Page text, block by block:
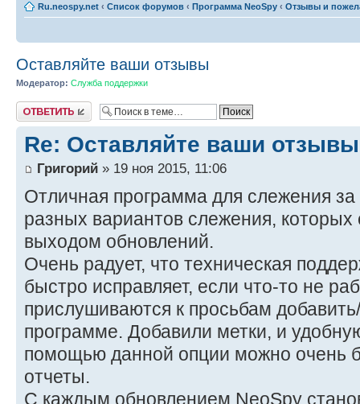
Ru.neospy.net ‹ Список форумов ‹ Программа NeoSpy ‹ Отзывы и
Оставляйте ваши отзывы
Модератор: Служба поддержки
Ответить
Re: Оставляйте ваши отзывы
Григорий » 19 ноя 2015, 11:06
Отличная программа для слежения
разных вариантов слежения,
выходом обновлений.
Очень радует, что техническая
быстро исправляет, если что-то не
прислушиваются к просьбам
программе. Добавили метки, и
помощью данной опции можно очень
отчеты.
С каждым обновлением NeoSpy